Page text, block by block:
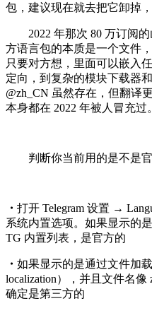
包，建议现在就去把它卸掉，
2022 年那次 80 万订阅的
方语言包的本质是一个文件
只要对方想，里面可以嵌入
定向，到复杂的模块下载器
@zh_CN 虽然存在，但翻译
本身都在 2022 年被人冒充过。
判断你当前用的是不是官
・ 打开 Telegram 设置 →
系统内置选项。如果显示的
TG 内置列表，是官方的
・ 如果显示的是通过文件加
localization），并且文件名像
确定是第三方的